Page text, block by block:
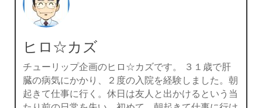
ヒロ☆カズ
チューリップ企画のヒロ☆カズです。 ３１歳で肝
臓の病気にかかり、２度の入院を経験しました。朝
起きて仕事に行く。休日は友人と出かけるという当